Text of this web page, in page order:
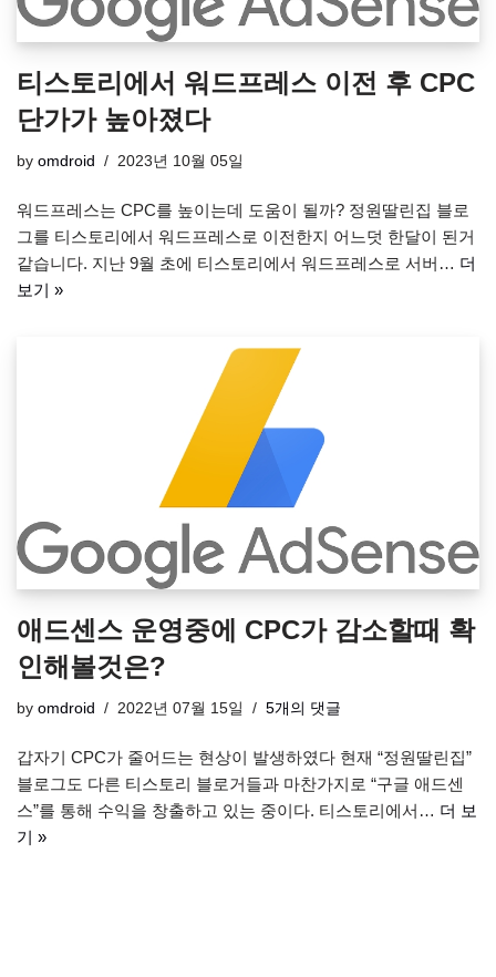
티스토리에서 워드프레스 이전 후 CPC
단가가 높아졌다
by omdroid 2023년 10월 05일
워드프레스는 CPC를 높이는데 도움이 될까? 정원딸린집 블로
그를 티스토리에서 워드프레스로 이전한지 어느덧 한달이 된거
같습니다. 지난 9월 초에 티스토리에서 워드프레스로 서버… 더
보기 »
애드센스 운영중에 CPC가 감소할때 확
인해볼것은?
by omdroid 2022년 07월 15일 5개의 댓글
갑자기 CPC가 줄어드는 현상이 발생하였다 현재 “정원딸린집”
블로그도 다른 티스토리 블로거들과 마찬가지로 “구글 애드센
스”를 통해 수익을 창출하고 있는 중이다. 티스토리에서… 더 보
기 »